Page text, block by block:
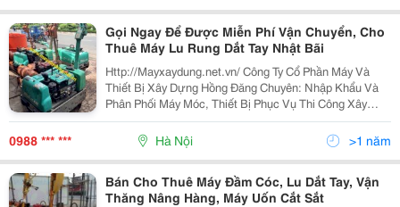
Gọi Ngay Để Được Miễn Phí Vận Chuyển, Cho
Thuê Máy Lu Rung Dắt Tay Nhật Bãi
Http://Mayxaydung.net.vn/ Công Ty Cổ Phần Máy Và
Thiết Bị Xây Dựng Hồng Đăng Chuyên: Nhập Khẩu Và
Phân Phối Máy Móc, Thiết Bị Phục Vụ Thi Công Xây
Dựng &Hellip; Công Ty Cổ Phần Máy Và Thiết Bị Xây
Dựng Hồng Đăng Là Đơn Vị Có Kinh Nghiệm L
0988 *** *** Hà Nội >1 năm
Bán Cho Thuê Máy Đầm Cóc, Lu Dắt Tay, Vận
Thăng Nâng Hàng, Máy Uốn Cắt Sắt